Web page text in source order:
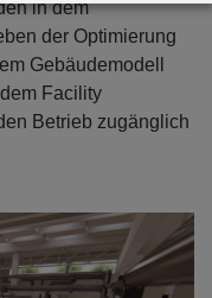
in dem
der Optimierung
Gebäudemodell
Facility
Betrieb zugänglich